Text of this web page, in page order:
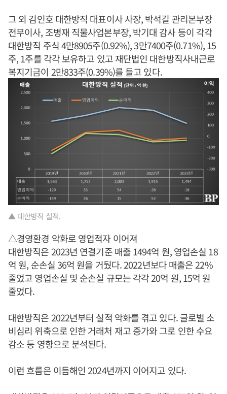
그 외 김인호 대한방직 대표이사 사장, 박석길 관리본부장
전무이사, 조병재 직물사업본부장, 박기대 감사 등이 각각
대한방직 주식 4만8905주(0.92%), 3만7400주(0.71%), 15
주, 1주를 각각 보유하고 있고 재단법인 대한방직사내근로
복지기금이 2만833주(0.39%)를 들고 있다.
▲ 대한방직 실적.
△경영환경 악화로 영업적자 이어져
대한방직은 2023년 연결기준 매출 1494억 원, 영업손실 18
억 원, 순손실 36억 원을 거뒀다. 2022년보다 매출은 22%
줄었고 영업손실 및 순손실 규모는 각각 20억 원, 15억 원
줄었다.
대한방직은 2022년부터 실적 악화를 겪고 있다. 글로벌 소
비심리 위축으로 인한 거래처 재고 증가와 그로 인한 수요
감소 등 영향으로 분석된다.
이런 흐름은 이듬해인 2024년까지 이어지고 있다.